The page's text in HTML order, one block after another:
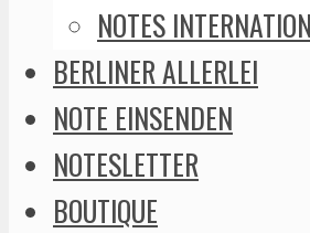
NOTES
BERLINER ALLERLEI
NOTE EINSENDEN
NOTESLETTER
BOUTIQUE